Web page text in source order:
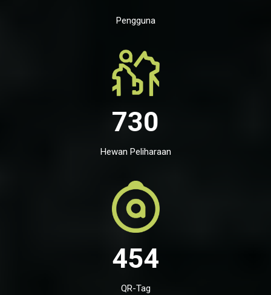
Pengguna
730
Hewan Peliharaan
454
QR-Tag